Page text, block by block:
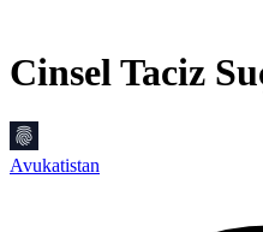
Cinsel Taciz
Avukatistan